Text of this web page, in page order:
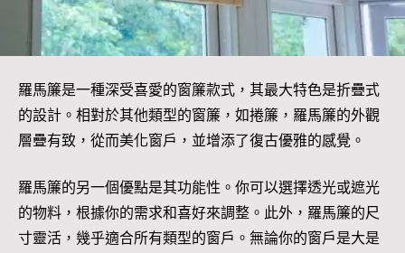
羅馬簾是一種深受喜愛的窗簾款式，其最大特色是折疊式
的設計。相對於其他類型的窗簾，如捲簾，羅馬簾的外觀
層疊有致，從而美化窗戶，並增添了復古優雅的感覺。
羅馬簾的另一個優點是其功能性。你可以選擇透光或遮光
的物料，根據你的需求和喜好來調整。此外，羅馬簾的尺
寸靈活，幾乎適合所有類型的窗戶。無論你的窗戶是大是